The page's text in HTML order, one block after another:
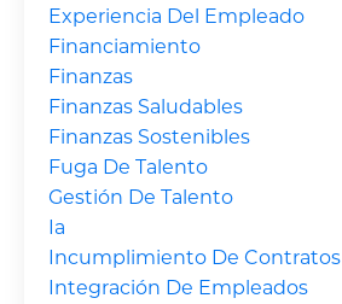
Experiencia Del Empleado
Financiamiento
Finanzas
Finanzas Saludables
Finanzas Sostenibles
Fuga De Talento
Gestión De Talento
Ia
Incumplimiento De Contratos
Integración De Empleados